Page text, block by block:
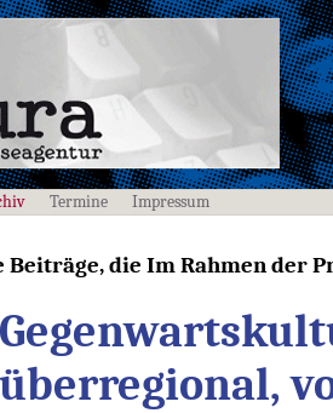
Termine Impressum
Beiträge, die Im Rahmen der
überregional,